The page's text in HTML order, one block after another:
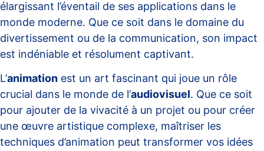
élargissant l’éventail de ses applications dans le
monde moderne. Que ce soit dans le domaine du
divertissement ou de la communication, son impact
est indéniable et résolument captivant.
L’animation est un art fascinant qui joue un rôle
crucial dans le monde de l’audiovisuel. Que ce soit
pour ajouter de la vivacité à un projet ou pour créer
une œuvre artistique complexe, maîtriser les
techniques d’animation peut transformer vos idées